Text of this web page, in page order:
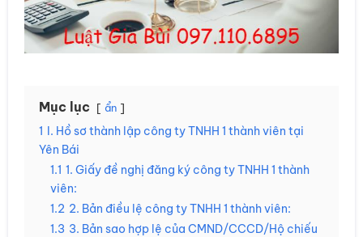
Mục lục ẩn
1 I. Hồ sơ thành lập công ty TNHH 1 thành viên tại
Yên Bái
1.1 1. Giấy đề nghị đăng ký công ty TNHH 1 thành
viên:
1.2 2. Bản điều lệ công ty TNHH 1 thành viên:
1.3 3. Bản sao hợp lệ của CMND/CCCD/Hộ chiếu